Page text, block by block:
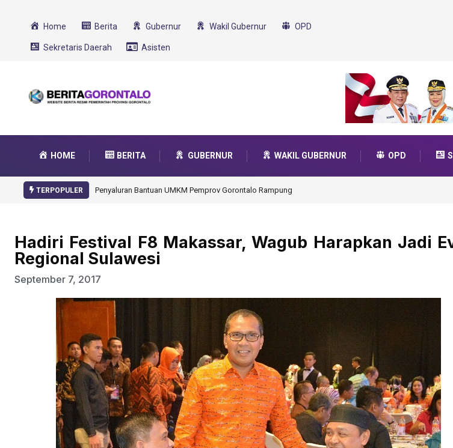
Home Berita Gubernur Wakil Gubernur OPD
Sekretaris Daerah Asisten
HOME BERITA GUBERNUR WAKIL GUBERNUR OPD
TERPOPULER Gorontalo Ikut Dukung Program SMA Unggul Garuda Transformasi 2025
Hadiri Festival F8 Makassar, Wagub Harapkan Jadi
Regional Sulawesi
September 7, 2017